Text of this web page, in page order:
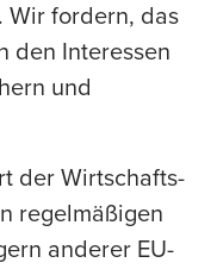
Wir fordern, das
den Interessen
und
der Wirtschafts-
regelmäßigen
anderer EU-